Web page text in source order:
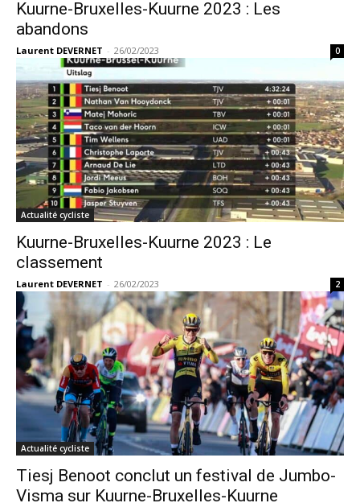
Kuurne-Bruxelles-Kuurne 2023 : Les
abandons
Laurent DEVERNET - 26/02/2023 0
Actualité cycliste
Kuurne-Bruxelles-Kuurne 2023 : Le
classement
Laurent DEVERNET - 26/02/2023 2
Actualité cycliste
Tiesj Benoot conclut un festival de Jumbo-
Visma sur Kuurne-Bruxelles-Kuurne